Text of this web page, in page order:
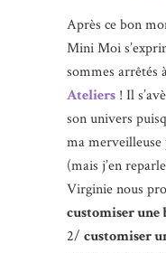
Après ce bon
Mini Moi
sommes arrêtés
Ateliers ! Il
son univers
ma
(mais j’en
Virginie nous
customiser une
2/ customiser